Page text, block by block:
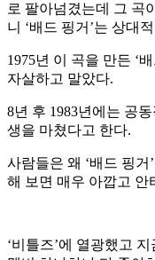
로 팔아넘겼는데 그 곡
니 ‘배드 핑거’는 상대
1975년 이 곡을 만든 ‘
자살하고 말았다.
8년 후 1983년에는 공
생을 마쳤다고 한다.
사람들은 왜 ‘배드 핑
해 보면 매우 아깝고 안
‘비틀즈’에 열광했고